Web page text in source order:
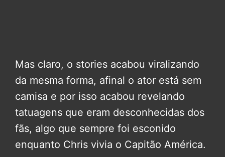
Mas claro, o stories acabou viralizando
da mesma forma, afinal o ator está sem
camisa e por isso acabou revelando
tatuagens que eram desconhecidas dos
fãs, algo que sempre foi esconido
enquanto Chris vivia o Capitão América.